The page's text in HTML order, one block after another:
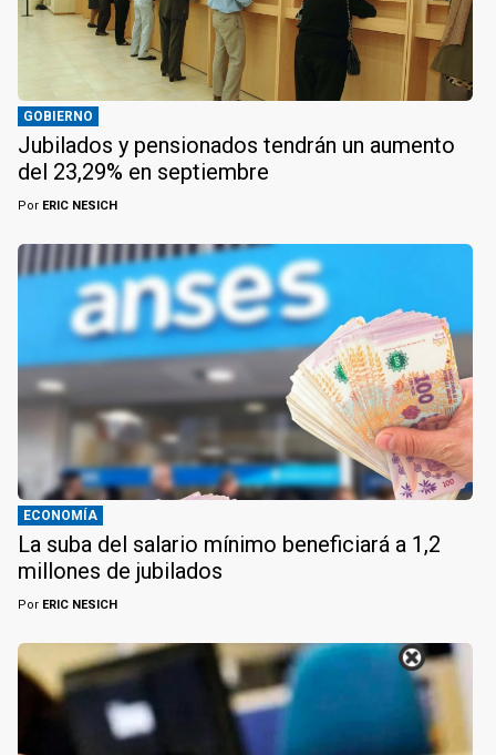
GOBIERNO
Jubilados y pensionados tendrán un aumento
del 23,29% en septiembre
Por ERIC NESICH
ECONOMÍA
La suba del salario mínimo beneficiará a 1,2
millones de jubilados
Por ERIC NESICH